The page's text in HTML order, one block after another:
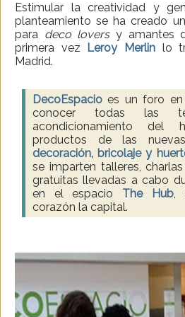
Estimular la creatividad y
planteamiento se ha creado
para deco loversy amantes
primera vez Leroy Merlinlo
Madrid.
DecoEspacio es un foro
conocer todas las
acondicionamiento del
productos de las
decoración, bricolaje y
se imparten talleres,
gratuitas llevadas a cabo
en el espacio The Hub,
corazón la capital.